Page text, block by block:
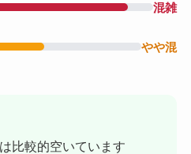
混雑
やや混
比較的空いています